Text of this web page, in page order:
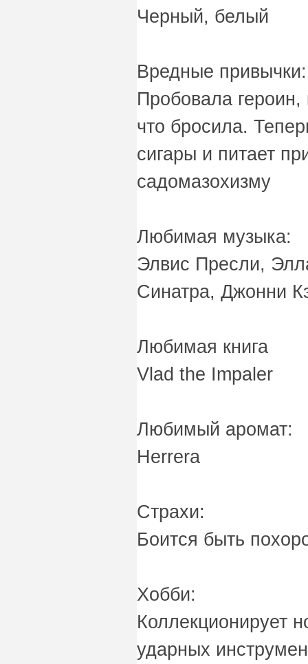
Черный, белый
Вредные привычки:
Пробовала
что бросила.
сигары и питает
садомазохизму
Любимая музыка:
Элвис Пресли,
Синатра, Джонни
Любимая книга
Vlad the Impaler
Любимый аромат:
Herrera
Страхи:
Боится быть
Хобби:
Коллекционирует
ударных